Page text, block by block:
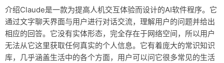
介绍Claude是一款为提高人机交互体验而设计的AI软件程序。它
通过文字聊天界面与用户进行对话交流，理解用户的问题并给出
相应的回答。它没有实体形态，完全存在于网络空间，所以用户
无法从它这里获取任何真实的个人信息。它有着庞大的常识知识
库，几乎涵盖生活中的各个方面，用户可以问它很多常见的生活